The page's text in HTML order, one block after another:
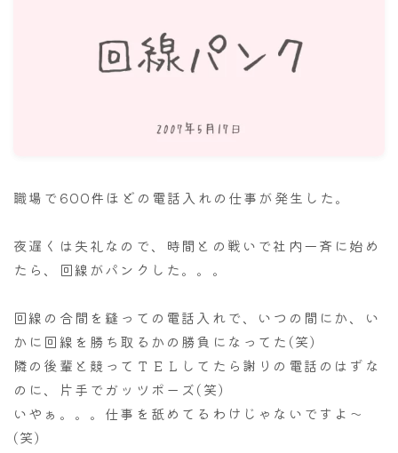
舞台・ライブ
職場で600件ほどの電話入れの仕事が発生した。
夜遅くは失礼なので、時間との戦いで社内一斉に始め
たら、回線がパンクした。。。
回線の合間を縫っての電話入れで、いつの間にか、い
かに回線を勝ち取るかの勝負になってた(笑)
隣の後輩と競ってＴＥＬしてたら謝りの電話のはずな
のに、片手でガッツポーズ(笑)
いやぁ。。。仕事を舐めてるわけじゃないですよ～
(笑)